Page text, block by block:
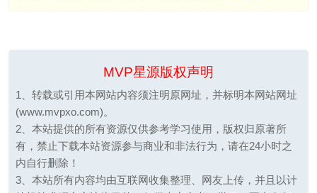
MVP星源版权声明
1、转载或引用本网站内容须注明原网址，并标明本网站网址
(www.mvpxo.com)。
2、本站提供的所有资源仅供参考学习使用，版权归原著所
有，禁止下载本站资源参与商业和非法行为，请在24小时之
内自行删除！
3、本站所有内容均由互联网收集整理、网友上传，并且以计